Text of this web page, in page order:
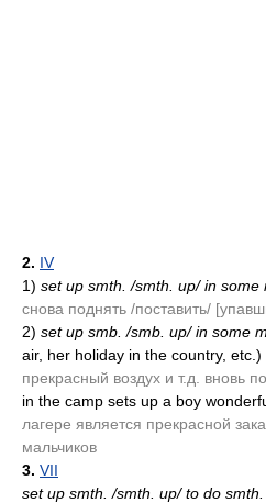
2. IV
1) set up smth. /smth. up/ in some
снова поднять /поставить/
2) set up smb. /smb. up/ in some
air, her holiday in the country, etc.)
прекрасный воздух и т.д. вновь
in the camp sets up a boy
лагере является прекрасной
мальчиков
3. VII
set up smth. /smth. up/ to do smth.